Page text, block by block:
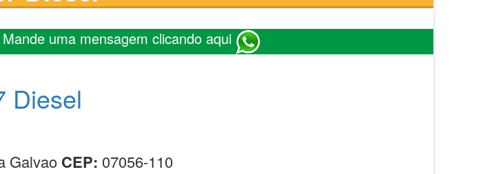
uma mensagem clicando aqui
Diesel
Galvao CEP: 07056-110